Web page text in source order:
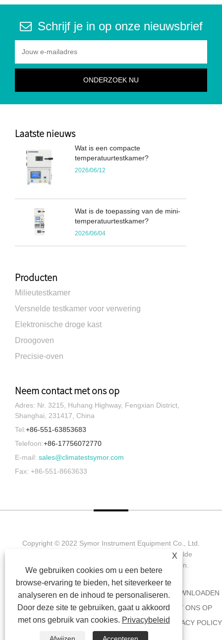
Schrijf je in op onze nieuwsbrief
Laatste nieuws
Wat is een compacte
temperatuurtestkamer?
2026/06/12
Wat is de toepassing van de mini-
temperatuurtestkamer?
2026/06/04
Producten
Milieutestkamer
Versnelde testkamer voor verwering
Elektronische droge kast
Droogoven
Precisie-oven
Neem contact met ons op
Adres: Nr. 3215, Huhang Highway, Fengxian District,
Shanghai, 231417, China
Tel:+86-551-63853683
Telefoon:+86-17756072770
E-mail: sales@climatestsymor.com
Fax: +86-551-8663633
Copyright © 2022 Symor Instrument Equipment Co., Ltd.
Milieutestkamer, elektronische droogkast, versnelde
verweringstestkamer. Alle rechten voorbehouden.
HUIS OVER ONS PRODUCTEN NIEUWS
DOWNLOADEN
AANVRAAG VERZENDEN
NEEM CONTACT MET ONS OP
KOPPELINGEN
SITEMAP RSS XML PRIVACY POLICY
X
We gebruiken cookies om u een betere
browse-ervaring te bieden, het siteverkeer te
analyseren en de inhoud te personaliseren.
Door deze site te gebruiken, gaat u akkoord
met ons gebruik van cookies. Privacybeleid